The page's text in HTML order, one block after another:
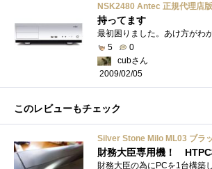
NSK2480 Antec 正規代理店
持ってます
5
0
cubさん
2009/02/05
このレビューもチェック
財務大臣専用機！ HTPC